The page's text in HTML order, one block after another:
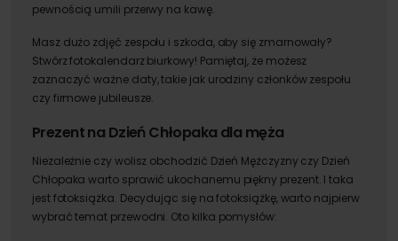
pewnością umili przerwy na kawę.
Masz dużo zdjęć zespołu i szkoda, aby się zmarnowały?
Stwórz fotokalendarz biurkowy! Pamiętaj, że możesz
zaznaczyć ważne daty, takie jak urodziny członków zespołu
czy firmowe jubileusze.
Prezent na Dzień Chłopaka dla męża
Niezależnie czy wolisz obchodzić Dzień Mężczyzny czy Dzień
Chłopaka warto sprawić ukochanemu piękny prezent. I taka
jest fotoksiążka. Decydując się na fotoksiążkę, warto najpierw
wybrać temat przewodni. Oto kilka pomysłów: